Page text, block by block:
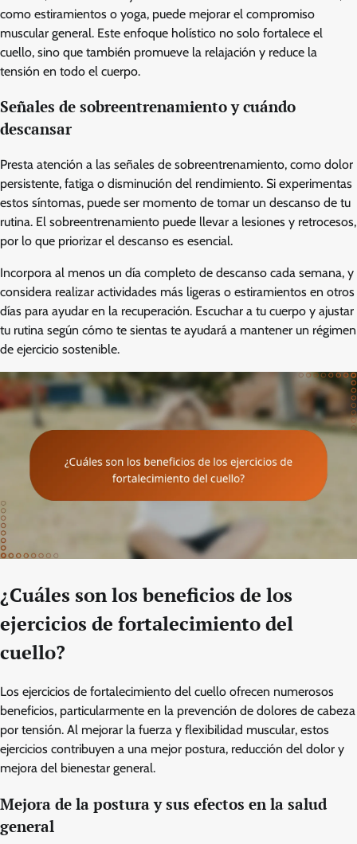
como estiramientos o yoga, puede mejorar el compromiso
muscular general. Este enfoque holístico no solo fortalece el
cuello, sino que también promueve la relajación y reduce la
tensión en todo el cuerpo.
Señales de sobreentrenamiento y cuándo
descansar
Presta atención a las señales de sobreentrenamiento, como dolor
persistente, fatiga o disminución del rendimiento. Si experimentas
estos síntomas, puede ser momento de tomar un descanso de tu
rutina. El sobreentrenamiento puede llevar a lesiones y retrocesos,
por lo que priorizar el descanso es esencial.
Incorpora al menos un día completo de descanso cada semana, y
considera realizar actividades más ligeras o estiramientos en otros
días para ayudar en la recuperación. Escuchar a tu cuerpo y ajustar
tu rutina según cómo te sientas te ayudará a mantener un régimen
de ejercicio sostenible.
¿Cuáles son los beneficios de los
ejercicios de fortalecimiento del
cuello?
Los ejercicios de fortalecimiento del cuello ofrecen numerosos
beneficios, particularmente en la prevención de dolores de cabeza
por tensión. Al mejorar la fuerza y flexibilidad muscular, estos
ejercicios contribuyen a una mejor postura, reducción del dolor y
mejora del bienestar general.
Mejora de la postura y sus efectos en la salud
general